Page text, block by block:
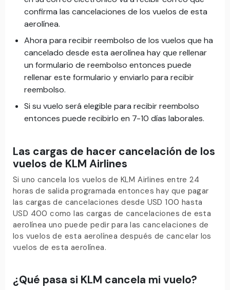
confirma las cancelaciones de los vuelos de esta
aerolínea.
Ahora para recibir reembolso de los vuelos que ha
cancelado desde esta aerolínea hay que rellenar
un formulario de reembolso entonces puede
rellenar este formulario y enviarlo para recibir
reembolso.
Si su vuelo será elegible para recibir reembolso
entonces puede recibirlo en 7-10 días laborales.
Las cargas de hacer cancelación de los
vuelos de KLM Airlines
Si uno cancela los vuelos de KLM Airlines entre 24
horas de salida programada entonces hay que pagar
las cargas de cancelaciones desde USD 100 hasta
USD 400 como las cargas de cancelaciones de esta
aerolínea uno puede pedir para las cancelaciones de
los vuelos de esta aerolínea después de cancelar los
vuelos de esta aerolínea.
¿Qué pasa si KLM cancela mi vuelo?